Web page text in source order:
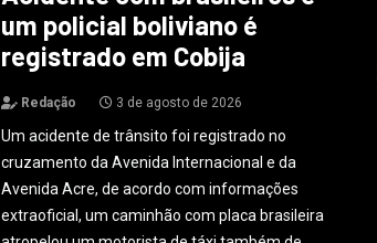
um policial boliviano é
registrado em Cobija
Redação 3 de agosto de 2026
Um acidente de trânsito foi registrado no
cruzamento da Avenida Internacional e da
Avenida Acre, de acordo com informações
extraoficial, um caminhão com placa brasileira